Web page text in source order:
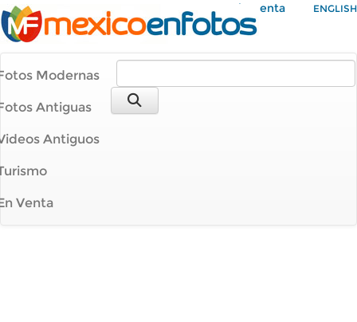
Mi Cuenta ENGLISH
Modernas
Antiguas
Antiguos
Venta